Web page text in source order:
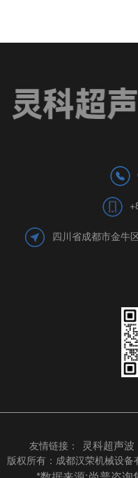
四川省成都市金牛
友情链接： 灵科超声波
版权所有：成都汉荣机械设备